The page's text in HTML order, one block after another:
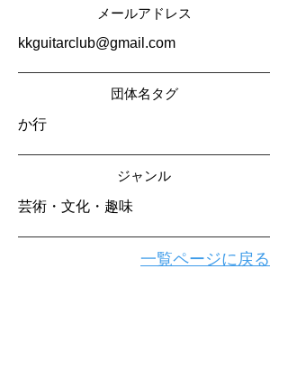
メールアドレス
kkguitarclub@gmail.com
​団体名タグ
か行
​ジャンル
芸術・文化・趣味
一覧ページに戻る